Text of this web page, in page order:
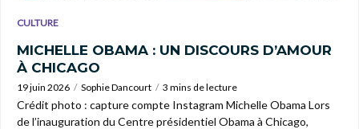
CULTURE
MICHELLE OBAMA : UN DISCOURS D’AMOUR
À CHICAGO
19 juin 2026 Sophie Dancourt 3 mins de lecture
Crédit photo : capture compte Instagram Michelle Obama Lors
de l’inauguration du Centre présidentiel Obama à Chicago,